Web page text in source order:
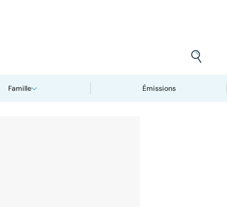
Famille Émissions